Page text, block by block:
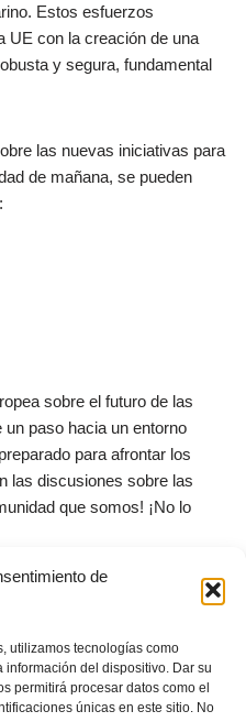
de
utilizamos tecnologías como
del dispositivo. Dar su
permitirá procesar datos como el
únicas en este sitio. No
Estos esfuerzos
UE con la creación de una
y segura, fundamental
las nuevas iniciativas para
de mañana, se pueden
sobre el futuro de las
paso hacia un entorno
para afrontar los
las discusiones sobre las
que somos! ¡No lo